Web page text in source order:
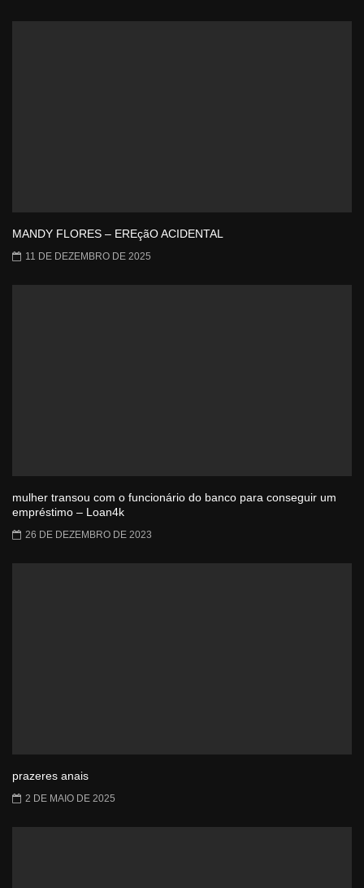
MANDY FLORES – EREçãO ACIDENTAL
11 DE DEZEMBRO DE 2025
mulher transou com o funcionário do banco para conseguir um
empréstimo – Loan4k
26 DE DEZEMBRO DE 2023
prazeres anais
2 DE MAIO DE 2025